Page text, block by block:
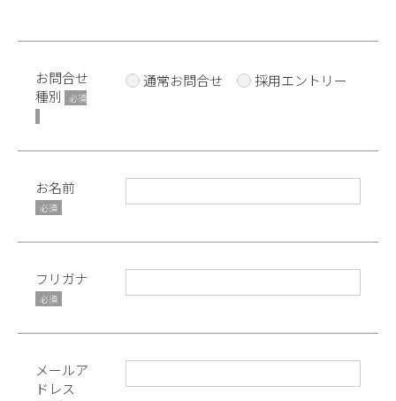
お問合せ
種別
必須
通常お問合せ 採用エントリー
お名前
必須
フリガナ
必須
メールア
ドレス